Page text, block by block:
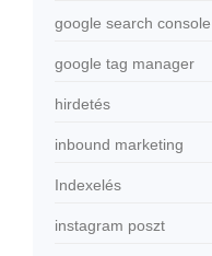
google search console
google tag manager
hirdetés
inbound marketing
Indexelés
instagram poszt